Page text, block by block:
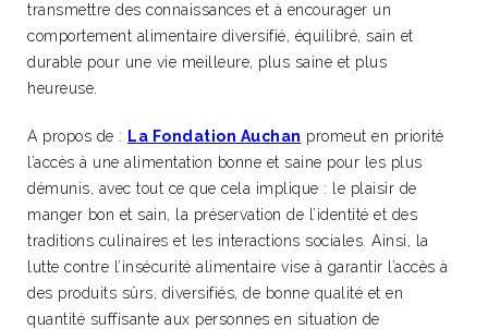
transmettre des connaissances et à encourager un
comportement alimentaire diversifié, équilibré, sain et
durable pour une vie meilleure, plus saine et plus
heureuse.
A propos de : La Fondation Auchan promeut en priorité
l’accès à une alimentation bonne et saine pour les plus
démunis, avec tout ce que cela implique : le plaisir de
manger bon et sain, la préservation de l’identité et des
traditions culinaires et les interactions sociales. Ainsi, la
lutte contre l’insécurité alimentaire vise à garantir l’accès à
des produits sûrs, diversifiés, de bonne qualité et en
quantité suffisante aux personnes en situation de